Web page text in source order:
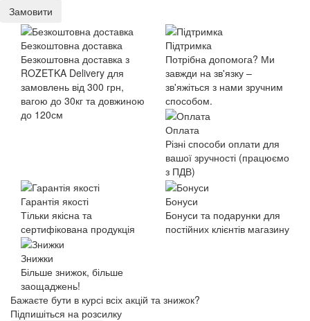
Замовити
Безкоштовна доставка
Безкоштовна доставка з
ROZETKA Delivery для
замовлень від 300 грн,
вагою до 30кг та довжиною
до 120см
Підтримка
Потрібна допомога? Ми
завжди на зв'язку –
зв'яжіться з нами зручним
способом.
Оплата
Різні способи оплати для
вашої зручності (працюємо
з ПДВ)
Гарантія якості
Тільки якісна та
сертифікована продукція
Бонуси
Бонуси та подарунки для
постійних клієнтів магазину
Знижки
Більше знижок, більше
заощаджень!
Бажаєте бути в курсі всіх акцій та знижок?
Підпишіться на розсилку